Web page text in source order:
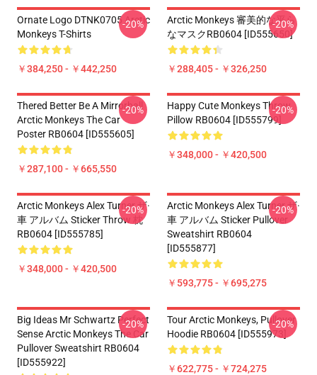
Ornate Logo DTNK0705 Arctic
Monkeys T-Shirts
￥384,250 - ￥442,250
-20%
Arctic Monkeys 審美的な平ら
なマスクRB0604 [ID555650]
￥288,405 - ￥326,250
-20%
Thered Better Be A Mirrorball
Arctic Monkeys The Car
Poster RB0604 [ID555605]
￥287,100 - ￥665,550
-20%
Happy Cute Monkeys Throw
Pillow RB0604 [ID555799]
￥348,000 - ￥420,500
-20%
Arctic Monkeys Alex Turner ザ·
車 アルバム Sticker Throw 枕
RB0604 [ID555785]
￥348,000 - ￥420,500
-20%
Arctic Monkeys Alex Turner ザ·
車 アルバム Sticker Pullover
Sweatshirt RB0604
[ID555877]
￥593,775 - ￥695,275
-20%
Big Ideas Mr Schwartz Perfect
Sense Arctic Monkeys The Car
Pullover Sweatshirt RB0604
[ID555922]
-20%
Tour Arctic Monkeys, Pullover
Hoodie RB0604 [ID555973]
￥622,775 - ￥724,275
-20%